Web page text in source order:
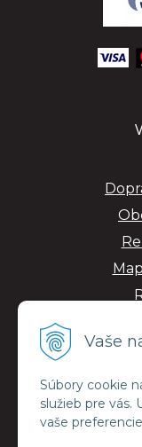
Vaše
Súbory cookie
služieb pre vás.
vaše